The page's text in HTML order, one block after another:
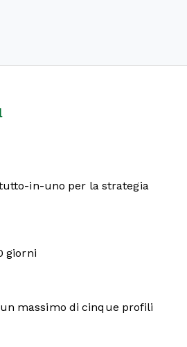
in-uno per la strategia
giorni
massimo di cinque profili